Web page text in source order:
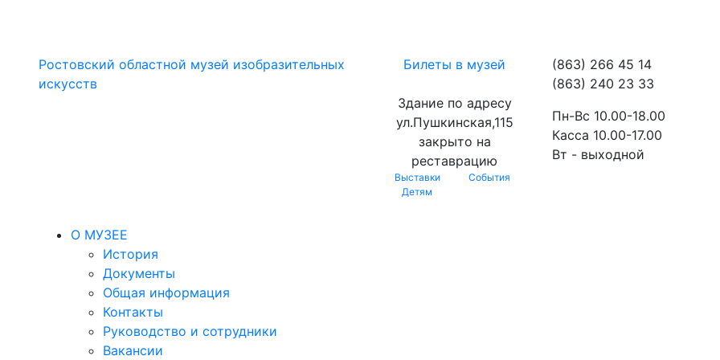
Ростовский областной музей изобразительных
искусств
Билеты в музей
Здание по адресу
ул.Пушкинская,115
закрыто на
реставрацию
Выставки
События
Детям
(863) 266 45 14
(863) 240 23 33
Пн-Вс 10.00-18.00
Касса 10.00-17.00
Вт - выходной
О МУЗЕЕ
История
Документы
Общая информация
Контакты
Руководство и сотрудники
Вакансии